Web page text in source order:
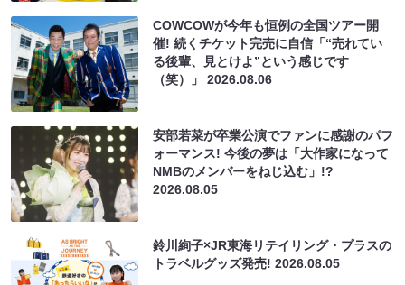
COWCOWが今年も恒例の全国ツアー開
催! 続くチケット完売に自信「“売れてい
る後輩、見とけよ”という感じです
（笑）」2026.08.06
安部若菜が卒業公演でファンに感謝のパフ
ォーマンス! 今後の夢は「大作家になって
NMBのメンバーをねじ込む」!?
2026.08.05
鈴川絢子×JR東海リテイリング・プラスの
トラベルグッズ発売!2026.08.05